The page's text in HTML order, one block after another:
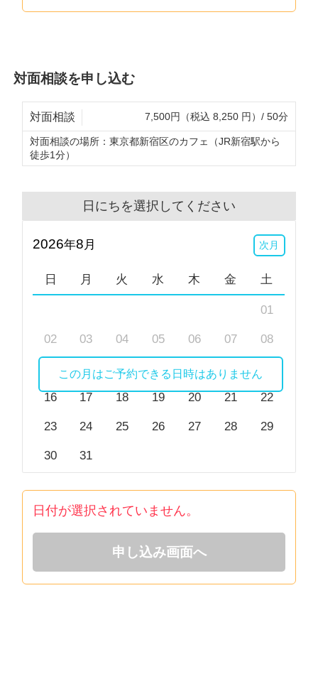
対面相談を申し込む
対面相談 7,500円（税込 8,250 円）/ 50分
対面相談の場所： 東京都新宿区のカフェ（JR新宿駅から
徒歩1分）
日にちを選択してください
2026年8 月 次月
日 月 火 水 木 金 土
01
02 03 04 05 06 07 08
10 11 12 13 14
16 17 18 19 20 21 22
23 24 25 26 27 28 29
30 31
この月はご予約できる日時はありません
日付が選択されていません。
申し込み画面へ